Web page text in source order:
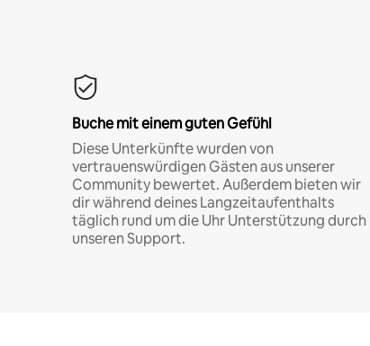
Buche mit einem guten Gefühl
Diese Unterkünfte wurden von
vertrauenswürdigen Gästen aus unserer
Community bewertet. Außerdem bieten wir
dir während deines Langzeitaufenthalts
täglich rund um die Uhr Unterstützung durch
unseren Support.